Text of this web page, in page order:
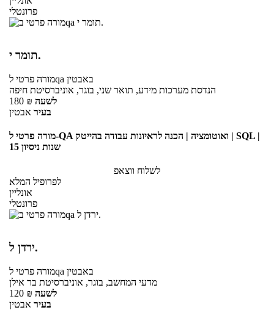
פרונטלי
תומר י.
מורה פרטילqa באבטין
הנדסת מערכות מידע, תואר שני, בוגר, אוניברסיטת חיפה
180 ₪ לשעה
בעיר אבטין
מורה פרטי ל-QA ואוטומציה | הכנה לראיונות עבודה בהייטק | SQL |
15 שנות ניסיון
לשלוח ווצאפ
לפרופיל המלא
אונליין
פרונטלי
ירדן ל.
מורה פרטילqa באבטין
מדעי המחשב, בוגר, אוניברסיטת בר אילן
120 ₪ לשעה
בעיר אבטין